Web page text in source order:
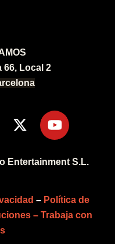
66, Local 2
Entertainment S.L.
– Política de
– Trabaja con